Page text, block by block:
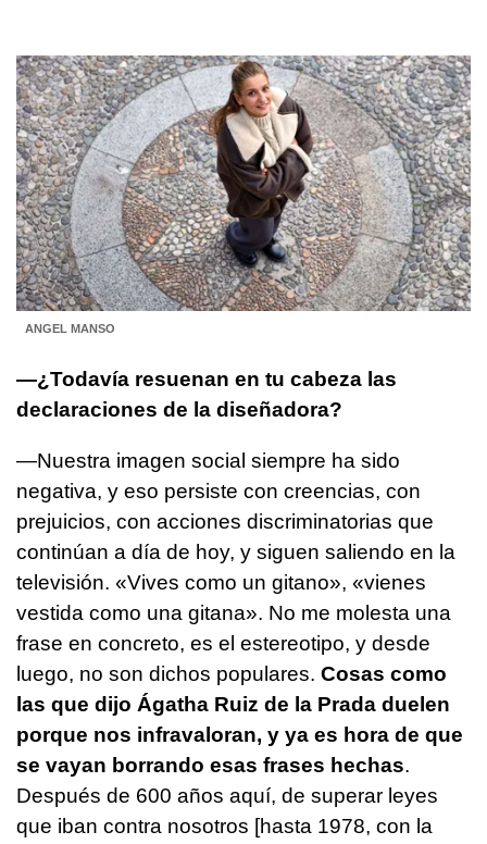
ANGEL MANSO
—¿Todavía resuenan en tu cabeza las
declaraciones de la diseñadora?
—Nuestra imagen social siempre ha sido
negativa, y eso persiste con creencias, con
prejuicios, con acciones discriminatorias que
continúan a día de hoy, y siguen saliendo en la
televisión. «Vives como un gitano», «vienes
vestida como una gitana». No me molesta una
frase en concreto, es el estereotipo, y desde
luego, no son dichos populares. Cosas como
las que dijo Ágatha Ruiz de la Prada duelen
porque nos infravaloran, y ya es hora de que
se vayan borrando esas frases hechas.
Después de 600 años aquí, de superar leyes
que iban contra nosotros [hasta 1978, con la